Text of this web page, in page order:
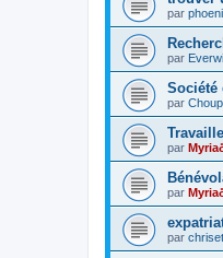
par
par
Société
par
par
par
par